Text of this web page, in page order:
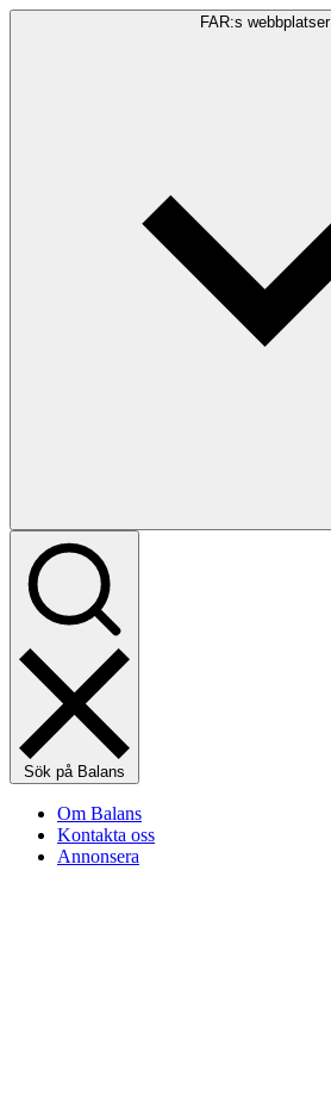
FAR:s webbplatser
Sök på Balans
Om Balans
Kontakta oss
Annonsera